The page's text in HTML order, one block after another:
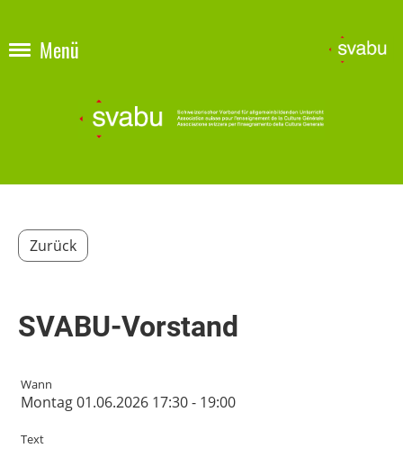
Menü
Zurück
SVABU-Vorstand
Wann
Montag 01.06.2026 17:30 - 19:00
Text